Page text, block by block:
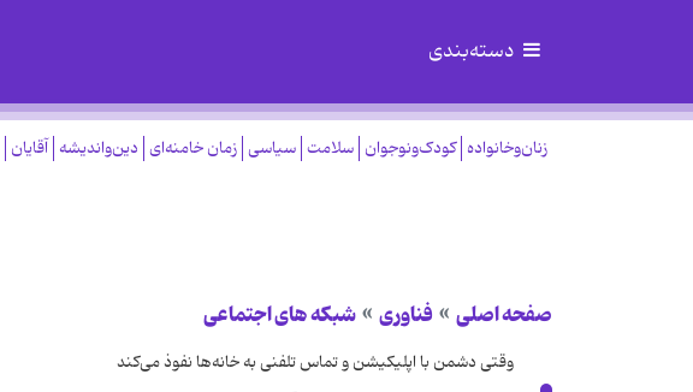
دسته‌بندی
زنان‌وخانواده کودک‌ونوجوان سلامت سیاسی زمان خامنه‌ای دین‌واندیشه آقایان
صفحه اصلی فناوری شبکه های اجتماعی
وقتی دشمن با اپلیکیشن و تماس تلفنی به خانه‌ها نفوذ می‌کند